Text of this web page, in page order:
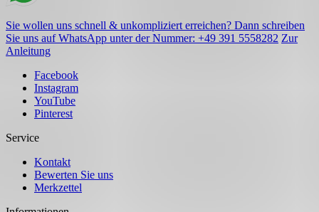
Sie wollen uns schnell & unkompliziert erreichen? Dann schreiben
Sie uns auf WhatsApp unter der Nummer: +49 391 5558282 Zur
Anleitung
Facebook
Instagram
YouTube
Pinterest
Service
Kontakt
Bewerten Sie uns
Merkzettel